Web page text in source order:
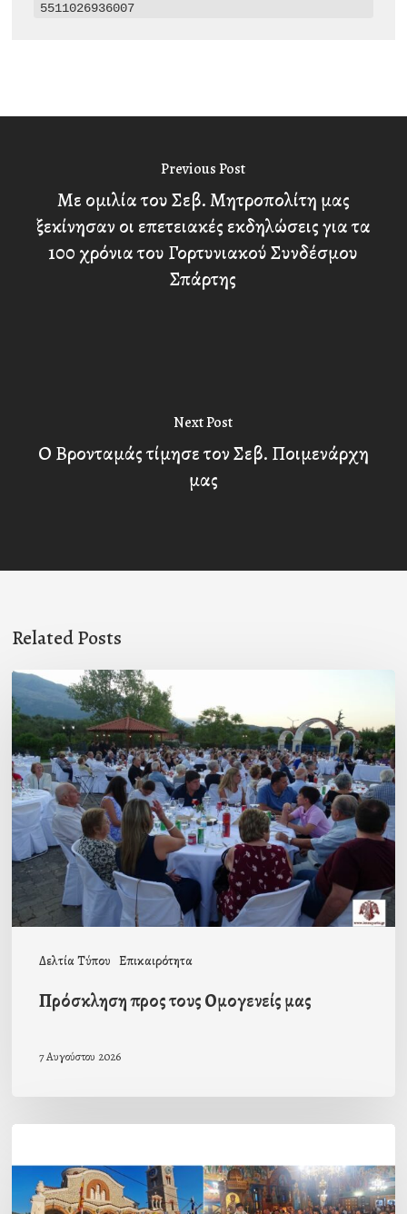
5511026936007
Previous Post
Με ομιλία του Σεβ. Μητροπολίτη μας
ξεκίνησαν οι επετειακές εκδηλώσεις για τα
100 χρόνια του Γορτυνιακού Συνδέσμου
Σπάρτης
Next Post
Ο Βρονταμάς τίμησε τον Σεβ. Ποιμενάρχη
μας
Related Posts
Δελτία Τύπου Επικαιρότητα
Πρόσκληση
προς
τους
Ομογενείς
μας
Πρόσκληση προς τους Ομογενείς μας
7 Αυγούστου 2026
εορτή
της